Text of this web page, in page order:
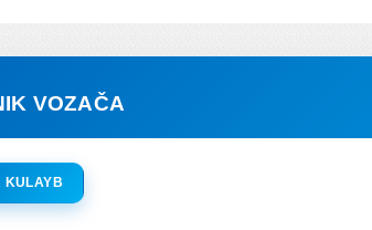
VOZAČA